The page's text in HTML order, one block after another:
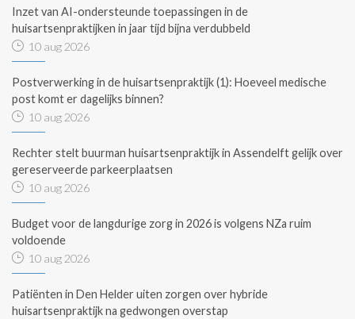
Inzet van AI-ondersteunde toepassingen in de
huisartsenpraktijken in jaar tijd bijna verdubbeld
10 aug 2026
Postverwerking in de huisartsenpraktijk (1): Hoeveel medische
post komt er dagelijks binnen?
10 aug 2026
Rechter stelt buurman huisartsenpraktijk in Assendelft gelijk over
gereserveerde parkeerplaatsen
10 aug 2026
Budget voor de langdurige zorg in 2026 is volgens NZa ruim
voldoende
10 aug 2026
Patiënten in Den Helder uiten zorgen over hybride
huisartsenpraktijk na gedwongen overstap